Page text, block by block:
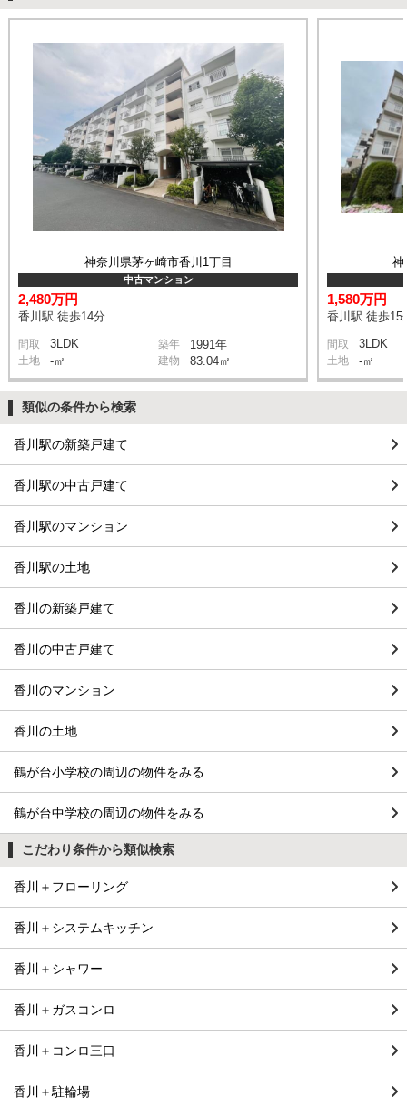
神奈川県茅ヶ崎市香川1丁目
中古マンション
2,480万円
香川駅 徒歩14分
間取 3LDK 築年 1991年
土地 -㎡ 建物 83.04㎡
神
1,580万円
香川駅 徒歩15
間取 3LDK
土地 -㎡
類似の条件から検索
香川駅の新築戸建て
香川駅の中古戸建て
香川駅のマンション
香川駅の土地
香川の新築戸建て
香川の中古戸建て
香川のマンション
香川の土地
鶴が台小学校の周辺の物件をみる
鶴が台中学校の周辺の物件をみる
こだわり条件から類似検索
香川＋フローリング
香川＋システムキッチン
香川＋シャワー
香川＋ガスコンロ
香川＋コンロ三口
香川＋駐輪場